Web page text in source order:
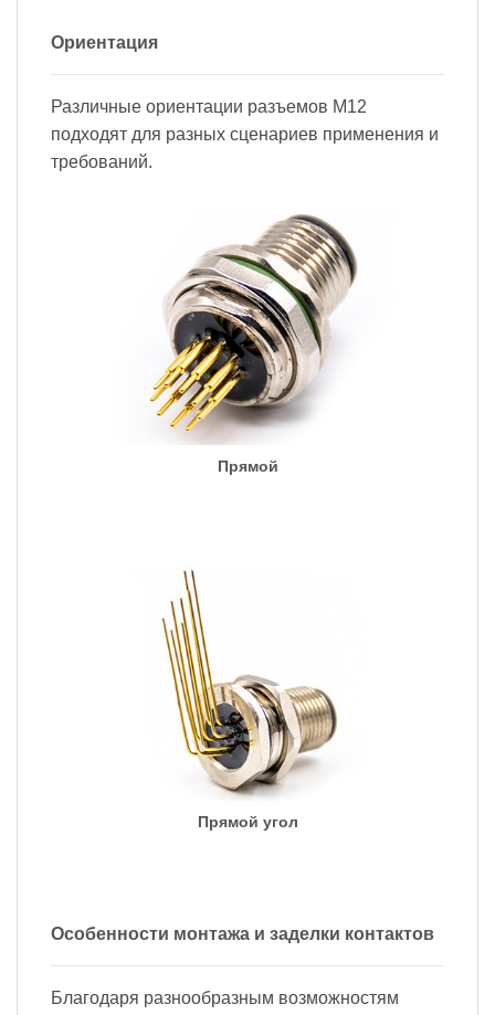
Ориентация
Различные ориентации разъемов M12
подходят для разных сценариев применения и
требований.
Прямой
Прямой угол
Особенности монтажа и заделки контактов
Благодаря разнообразным возможностям